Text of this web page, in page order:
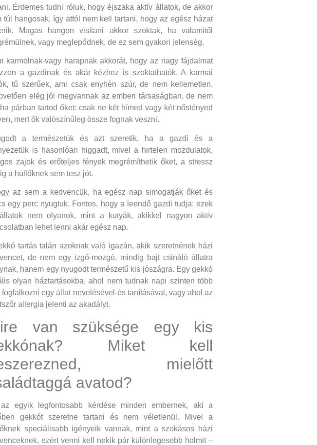
Érdemes tudni róluk, hogy éjszaka aktív állatok, de akkor
túl hangosak, így attól nem kell tartani, hogy az egész házat
Magas hangon visítani akkor szoktak, ha valamitől
vagy meglepődnek, de ez sem gyakori jelenség.
karmolnak-vagy harapnak akkorát, hogy az nagy fájdalmat
a gazdinak és akár kézhez is szoktathatók. A karmai
tű szerűek, ami csak enyhén szúr, de nem kellemetlen.
elég jól megvannak az emberi társaságban, de nem
párban tartod őket: csak ne két hímed vagy két nőstényed
mert ők valószínűleg össze fognak veszni.
a természetük és azt szeretik, ha a gazdi és a
is hasonlóan higgadt, mivel a hirtelen mozdulatok,
zajok és erőteljes fények megrémíthetik őket, a stressz
a hüllőknek sem tesz jót.
az sem a kedvencük, ha egész nap simogatják őket és
egy perc nyugtuk. Fontos, hogy a leendő gazdi tudja: ezek
nem olyanok, mint a kutyák, akikkel nagyon aktív
lehet lenni akár egész nap.
tartás talán azoknak való igazán, akik szeretnének házi
de nem egy izgő-mozgó, mindig bajt csináló állatra
hanem egy nyugodt természetű kis jószágra. Egy gekkó
olyan háztartásokba, ahol nem tudnak napi szinten több
foglalkozni egy állat nevelésével-és tanításával, vagy ahol az
allergia jelenti az akadályt.
van szüksége egy kis
Miket kell
mielőtt
avatod?
egyik legfontosabb kérdése minden embernek, aki a
gekkót szeretne tartani és nem véletlenül. Mivel a
speciálisabb igényeik vannak, mint a szokásos házi
ezért venni kell nekik pár különlegesebb holmit –